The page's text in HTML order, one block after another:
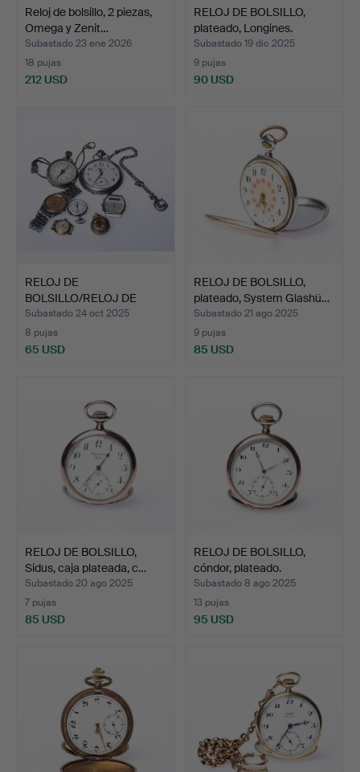
Reloj de bolsillo, 2 piezas,
Omega y Zenit…
Subastado 23 ene 2026
18 pujas
212 USD
RELOJ DE BOLSILLO,
plateado, Longines.
Subastado 19 dic 2025
9 pujas
90 USD
RELOJ DE
BOLSILLO/RELOJ DE
PULSERA, un lot…
Subastado 24 oct 2025
8 pujas
65 USD
RELOJ DE BOLSILLO,
plateado, System Glashü…
Subastado 21 ago 2025
9 pujas
85 USD
RELOJ DE BOLSILLO,
Sidus, caja plateada, c…
Subastado 20 ago 2025
7 pujas
85 USD
RELOJ DE BOLSILLO,
cóndor, plateado.
Subastado 8 ago 2025
13 pujas
95 USD